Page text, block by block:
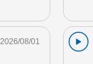
2026/08/01